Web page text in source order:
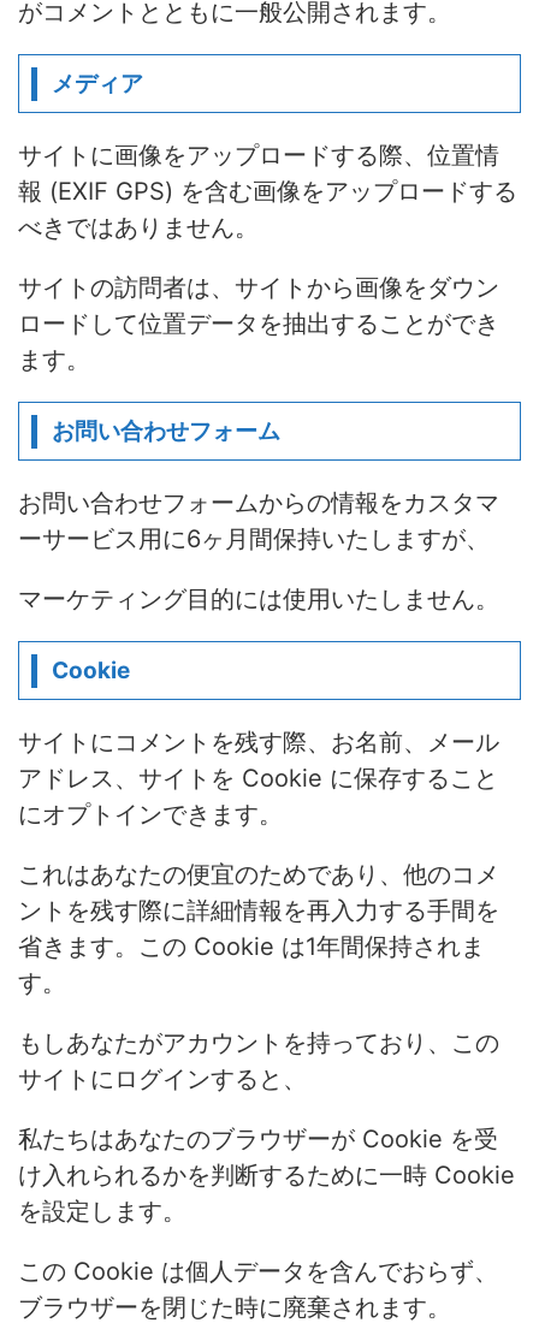
がコメントとともに一般公開されます。
メディア
サイトに画像をアップロードする際、位置情
報 (EXIF GPS) を含む画像をアップロードする
べきではありません。
サイトの訪問者は、サイトから画像をダウン
ロードして位置データを抽出することができ
ます。
お問い合わせフォーム
お問い合わせフォームからの情報をカスタマ
ーサービス用に6ヶ月間保持いたしますが、
マーケティング目的には使用いたしません。
Cookie
サイトにコメントを残す際、お名前、メール
アドレス、サイトを Cookie に保存すること
にオプトインできます。
これはあなたの便宜のためであり、他のコメ
ントを残す際に詳細情報を再入力する手間を
省きます。この Cookie は1年間保持されま
す。
もしあなたがアカウントを持っており、この
サイトにログインすると、
私たちはあなたのブラウザーが Cookie を受
け入れられるかを判断するために一時 Cookie
を設定します。
この Cookie は個人データを含んでおらず、
ブラウザーを閉じた時に廃棄されます。